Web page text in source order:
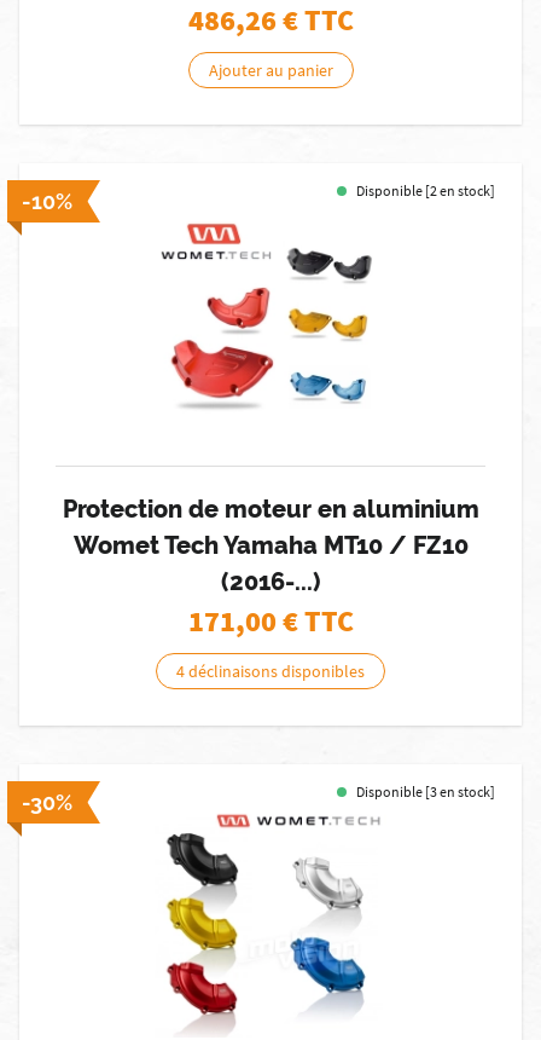
486,26€ TTC
Ajouter au panier
-10% Disponible [2 en stock]
Protection de moteur en aluminium
Womet Tech Yamaha MT10 / FZ10
(2016-...)
171,00€ TTC
4 déclinaisons disponibles
-30% Disponible [3 en stock]